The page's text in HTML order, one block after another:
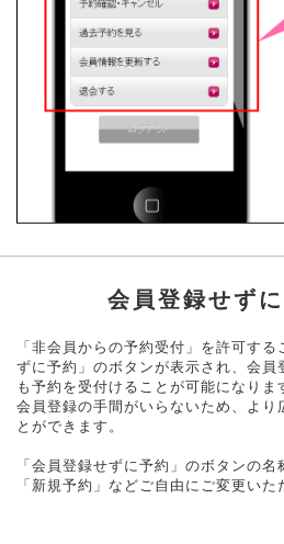
会員登録せず
「非会員からの予約受付」を許可す
ずに予約」のボタンが表示され、会員
も予約を受付けることが可能になりま
会員登録の手間がいらないため、より
とができます。
「会員登録せずに予約」のボタンの
「新規予約」などご自由にご変更いた